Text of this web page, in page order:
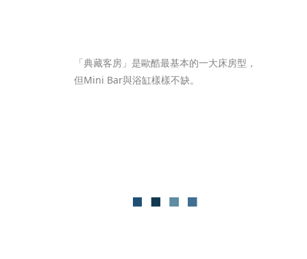
「典藏客房」是歐酷最基本的一大床房型，
但Mini Bar與浴缸樣樣不缺。